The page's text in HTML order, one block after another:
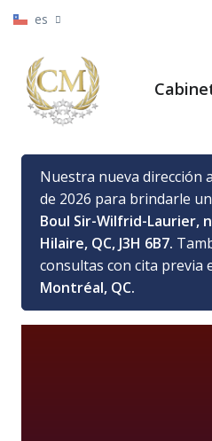
es
Nuestra nueva dirección
de 2026 para brindarle
Boul Sir-Wilfrid-Laurier,
Hilaire, QC, J3H 6B7.
consultas con cita previa
Montréal, QC.